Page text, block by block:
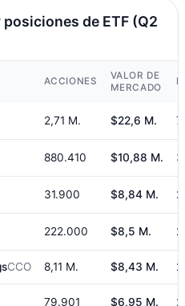
de ETF (Q2
ACCIONES
VALOR DE
MERCADO
2,71 M. $22,6 M.
880.410 $10,88 M.
31.900 $8,84 M.
222.000 $8,5 M.
CCO 8,11 M. $8,43 M.
79.901 $6,95 M.